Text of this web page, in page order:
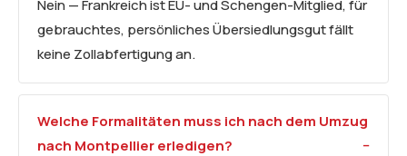
Nein — Frankreich ist EU- und Schengen-Mitglied, für
gebrauchtes, persönliches Übersiedlungsgut fällt
keine Zollabfertigung an.
Welche Formalitäten muss ich nach dem Umzug
nach Montpellier erledigen?